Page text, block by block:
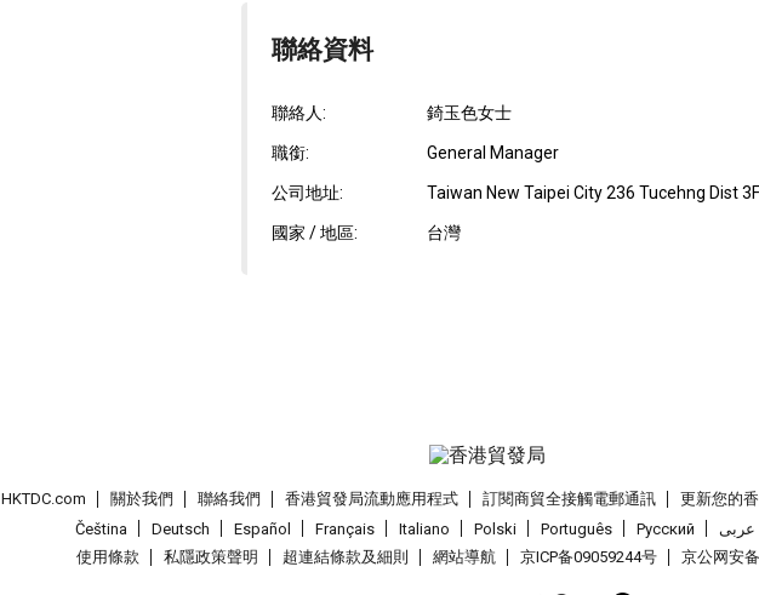
聯絡資料
聯絡人: 錡玉色女士
職銜: General Manager
公司地址: Taiwan New Taipei City 236 Tucehng Dist
國家 / 地區: 台灣
HKTDC.com 關於我們 聯絡我們 香港貿發局流動應用程式 訂閱商貿全接觸電郵通訊 更新您的
Čeština
Deutsch Español Français Italiano Polski Português Pусский عربى
使用條款
私隱政策聲明 超連結條款及細則 網站導航 京ICP备09059244号 京公网安